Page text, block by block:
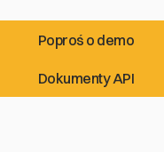
Poproś o demo
Dokumenty API